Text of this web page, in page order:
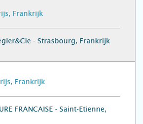
Frankrijk
- Strasbourg, Frankrijk
Frankrijk
FRANCAISE - Saint-Etienne,